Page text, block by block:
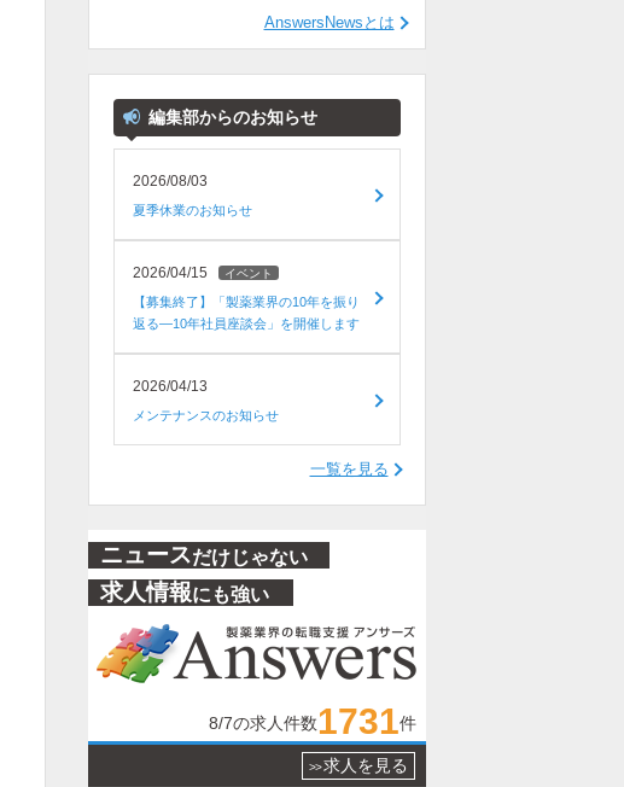
AnswersNewsとは
編集部からのお知らせ
2026/08/03
夏季休業のお知らせ
2026/04/15 イベント
【募集終了】「製薬業界の10年を振り
返る―10年社員座談会」を開催します
2026/04/13
メンテナンスのお知らせ
一覧を見る
ニュースだけじゃない
求人情報にも強い
8/7の求人件数1731件
>> 求人を見る